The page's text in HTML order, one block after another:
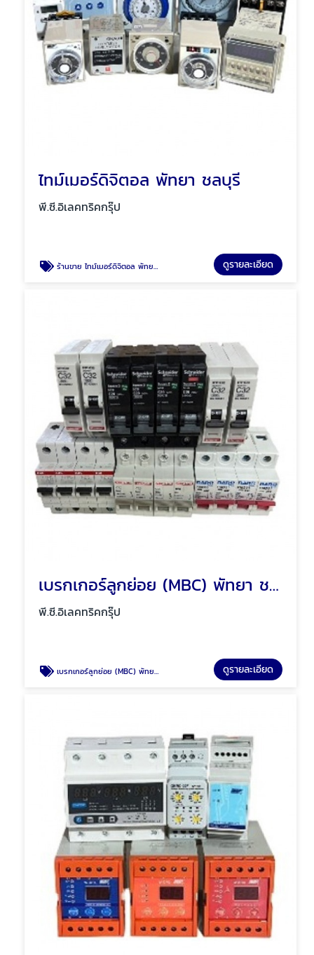
ไทม์เมอร์ดิจิตอล พัทยา ชลบุรี
พี.ซี.อิเลคทริคกรุ๊ป
ร้านขาย ไทม์เมอร์ดิจิตอล พัทยา ชลบุรี ดูรายละเอียด
เบรกเกอร์ลูกย่อย (MBC) พัทยา ชลบุรี
พี.ซี.อิเลคทริคกรุ๊ป
เบรกเกอร์ลูกย่อย (MBC) พัทยา ชลบุรี ดูรายละเอียด